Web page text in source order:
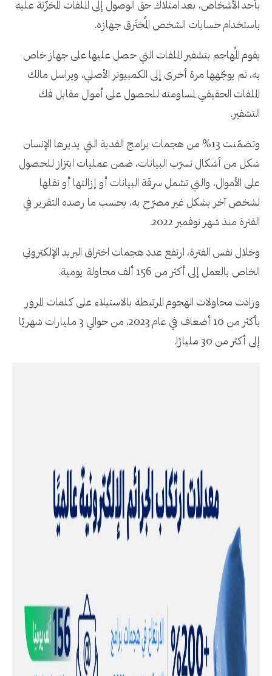
بأحد الأشخاص، بعد امتلاك حق الوصول إلى الملفات المُخزّنة عليه
باستخدام حسابات الشخص المُختَرق جهازه.
يقوم المُهاجم بتشفير الملفات التي حصل عليها على جهاز خاص
به، ثم يوجّهها مرة أخرى إلى الكمبيوتر الأصلي، ويراسل مالك
الملفات الحقيقي لمساومته للحصول على أموال مقابل فك
التشفير.
وتضمّنت 13% من هجمات برامج الفدية التي يديرها الإنسان
شكل من أشكال تسرّب البيانات، ضمن عمليات ابتزاز للحصول
على الأموال، والتي تشمل سرقة البيانات أو إزالتها أو نقلها
لشخص آخر بشكل غير مصرّح به، بحسب ما رصده التقرير في
الفترة منذ شهر نوفمبر 2022.
وخلال نفس الفترة، ارتفع عدد هجمات اختراق البريد الإلكتروني
الخاص بالعمل إلى أكثر من 156 ألف محاولة يومية.
وزادت محاولات الهجوم المرتبطة بالاستيلاء على كلمات المرور
بأكثر من 10 أضعاف في عام 2023، من حوالي 3 مليارات شهريًا
إلى أكثر من 30 مليارًا.